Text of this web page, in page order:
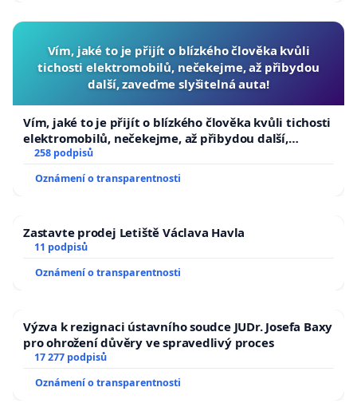
Vím, jaké to je přijít o blízkého člověka kvůli
tichosti elektromobilů, nečekejme, až přibydou
další, zaveďme slyšitelná auta!
Vím, jaké to je přijít o blízkého člověka kvůli tichosti
elektromobilů, nečekejme, až přibydou další,
zaveďme slyšitelná auta!
258 podpisů
Oznámení o transparentnosti
Zastavte prodej Letiště Václava Havla
11 podpisů
Oznámení o transparentnosti
Výzva k rezignaci ústavního soudce JUDr. Josefa Baxy
pro ohrožení důvěry ve spravedlivý proces
17 277 podpisů
Oznámení o transparentnosti